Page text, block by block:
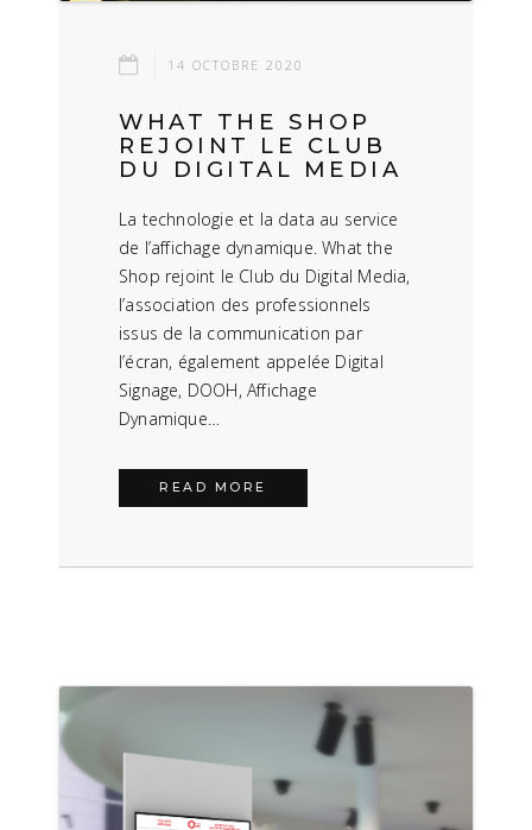
14 OCTOBRE 2020
WHAT THE SHOP
REJOINT LE CLUB
DU DIGITAL MEDIA
La technologie et la data au service
de l’affichage dynamique. What the
Shop rejoint le Club du Digital Media,
l’association des professionnels
issus de la communication par
l’écran, également appelée Digital
Signage, DOOH, Affichage
Dynamique…
READ MORE